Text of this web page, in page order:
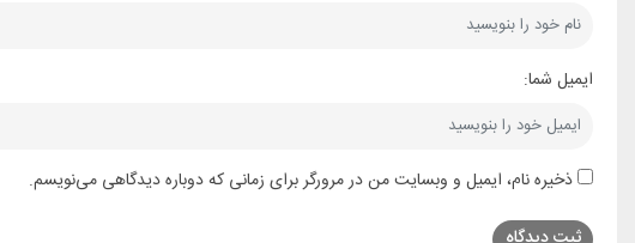
ایمیل شما:
ذخیره نام، ایمیل و وبسایت من در مرورگر برای زمانی که دوباره دیدگاهی می‌نویسم.